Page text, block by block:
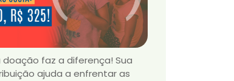
doação faz a diferença! Sua
ajuda a enfrentar as